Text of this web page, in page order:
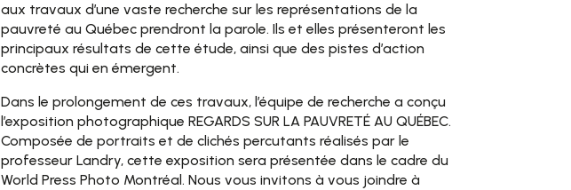
aux travaux d’une vaste recherche sur les représentations de la
pauvreté au Québec prendront la parole. Ils et elles présenteront les
principaux résultats de cette étude, ainsi que des pistes d’action
concrètes qui en émergent.
Dans le prolongement de ces travaux, l’équipe de recherche a conçu
l’exposition photographique REGARDS SUR LA PAUVRETÉ AU QUÉBEC.
Composée de portraits et de clichés percutants réalisés par le
professeur Landry, cette exposition sera présentée dans le cadre du
World Press Photo Montréal. Nous vous invitons à vous joindre à